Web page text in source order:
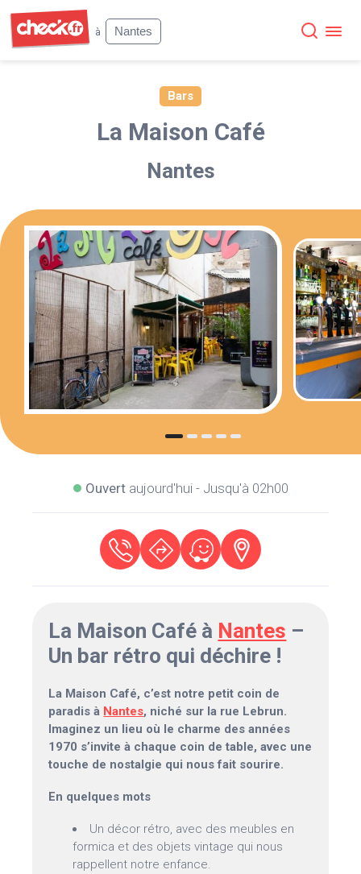
à
Nantes
Bars
La Maison Café
Nantes
Ouvertaujourd'hui - Jusqu'à 02h00
La Maison Café à Nantes –
Un bar rétro qui déchire !
La Maison Café, c’est notre petit coin de
paradis à Nantes, niché sur la rue Lebrun.
Imaginez un lieu où le charme des années
1970 s’invite à chaque coin de table, avec une
touche de nostalgie qui nous fait sourire.
En quelques mots
Un décor rétro, avec des meubles en
formica et des objets vintage qui nous
rappellent notre enfance.